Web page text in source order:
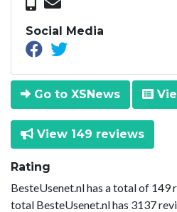
Social Media
Go to XSNews
View 149 reviews
Rating
BesteUsenet.nl has a total of 149
total BesteUsenet.nl has 3137